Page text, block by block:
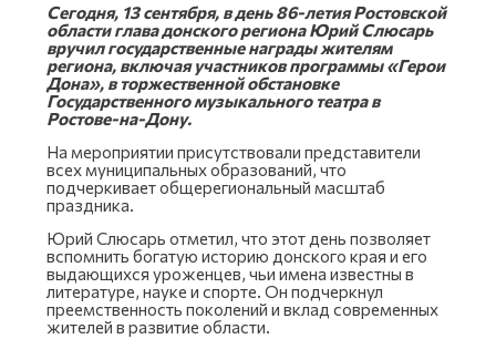
Сегодня, 13 сентября, в день 86-летия Ростовской
области глава донского региона Юрий Слюсарь
вручил государственные награды жителям
региона, включая участников программы «Герои
Дона», в торжественной обстановке
Государственного музыкального театра в
Ростове-на-Дону.
На мероприятии присутствовали представители
всех муниципальных образований, что
подчеркивает общерегиональный масштаб
праздника.
Юрий Слюсарь отметил, что этот день позволяет
вспомнить богатую историю донского края и его
выдающихся уроженцев, чьи имена известны в
литературе, науке и спорте. Он подчеркнул
преемственность поколений и вклад современных
жителей в развитие области.